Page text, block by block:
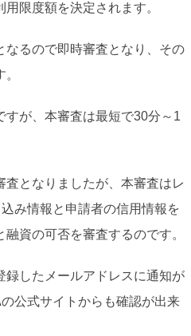
限度額を決定されます。
なるので即時審査となり、その
すが、本審査は最短で30分～1
となりましたが、本審査はレ
み情報と申請者の信用情報を
資の可否を審査するのです。
録したメールアドレスに通知が
公式サイトからも確認が出来